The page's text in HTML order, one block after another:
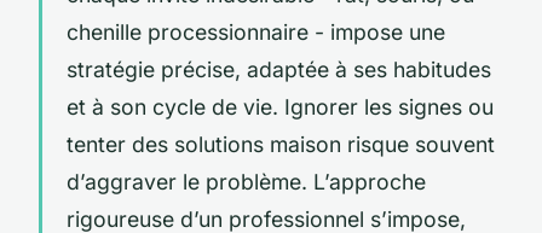
chenille processionnaire - impose une
stratégie précise, adaptée à ses habitudes
et à son cycle de vie. Ignorer les signes ou
tenter des solutions maison risque souvent
d’aggraver le problème. L’approche
rigoureuse d’un professionnel s’impose,